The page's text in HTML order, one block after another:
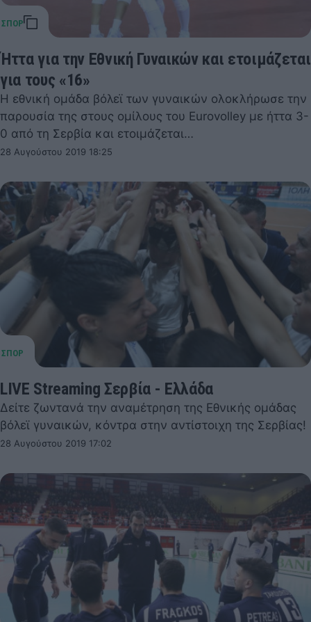
Ήττα για την Εθνική Γυναικών και ετοιμάζεται
για τους «16»
Η εθνική ομάδα βόλεϊ των γυναικών ολοκλήρωσε την
παρουσία της στους ομίλους του Eurovolley με ήττα 3-
0 από τη Σερβία και ετοιμάζεται…
28 Αυγούστου 2019 18:25
LIVE Streaming Σερβία - Ελλάδα
Δείτε ζωντανά την αναμέτρηση της Εθνικής ομάδας
βόλεϊ γυναικών, κόντρα στην αντίστοιχη της Σερβίας!
28 Αυγούστου 2019 17:02